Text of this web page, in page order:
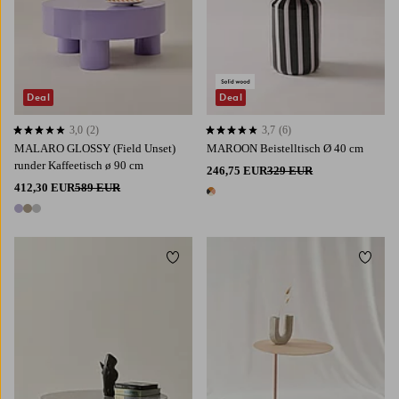
MALARO GLOSSY (Field Unset)
runder Kaffeetisch ø 90 cm
412,30 EUR589 EUR
3 Farben
3,0 basierend auf 2 Bewertungen
3,0 (2)
Deal
MAROON Beistelltisch Ø 40 cm
246,75 EUR329 EUR
1 Farbe
3,7 basierend auf 6 Bewertungen
3,7 (6)
Deal
Zu Favoriten hinzufügen Zu